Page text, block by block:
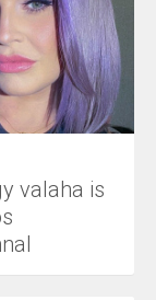
valaha is